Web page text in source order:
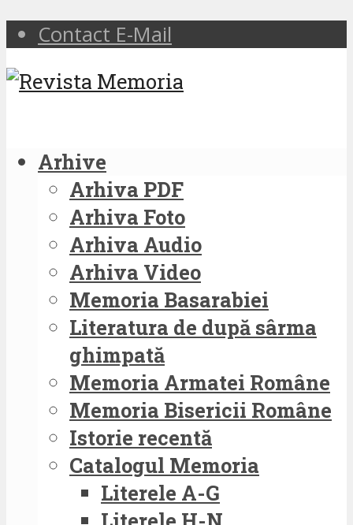
Contact E-Mail
Arhive
Arhiva PDF
Arhiva Foto
Arhiva Audio
Arhiva Video
Memoria Basarabiei
Literatura de după sârma
ghimpată
Memoria Armatei Române
Memoria Bisericii Române
Istorie recentă
Catalogul Memoria
Literele A-G